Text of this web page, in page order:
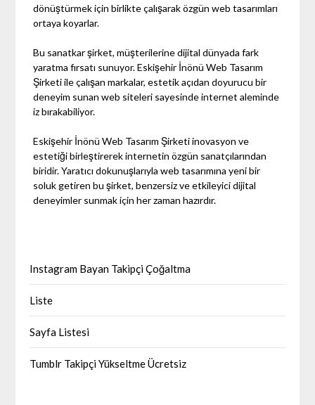
dönüştürmek için birlikte çalışarak özgün web tasarımları
ortaya koyarlar.
Bu sanatkar şirket, müşterilerine dijital dünyada fark
yaratma fırsatı sunuyor. Eskişehir İnönü Web Tasarım
Şirketi ile çalışan markalar, estetik açıdan doyurucu bir
deneyim sunan web siteleri sayesinde internet aleminde
iz bırakabiliyor.
Eskişehir İnönü Web Tasarım Şirketi inovasyon ve
estetiği birleştirerek internetin özgün sanatçılarından
biridir. Yaratıcı dokunuşlarıyla web tasarımına yeni bir
soluk getiren bu şirket, benzersiz ve etkileyici dijital
deneyimler sunmak için her zaman hazırdır.
Instagram Bayan Takipçi Çoğaltma
Liste
Sayfa Listesi
Tumblr Takipçi Yükseltme Ücretsiz